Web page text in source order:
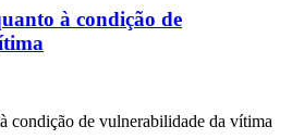
à condição de
condição de vulnerabilidade da vítima